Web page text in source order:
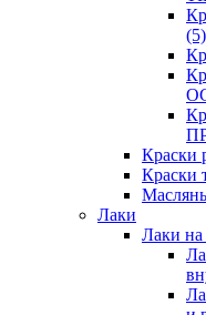
(5)
Краски
Краски
Лаки
Лаки на